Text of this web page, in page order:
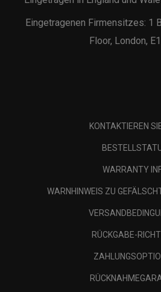
Eingetragenen Firmensitzes: 1
Floor, London,
KONTAKTIEREN
WARRANTY
WARNHINWEIS ZU
RÜCKGABE-